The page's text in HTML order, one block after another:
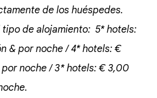
de los huéspedes.
tipo de alojamiento: 5* hotels:
& por noche / 4* hotels: €
noche / 3* hotels: € 3,00